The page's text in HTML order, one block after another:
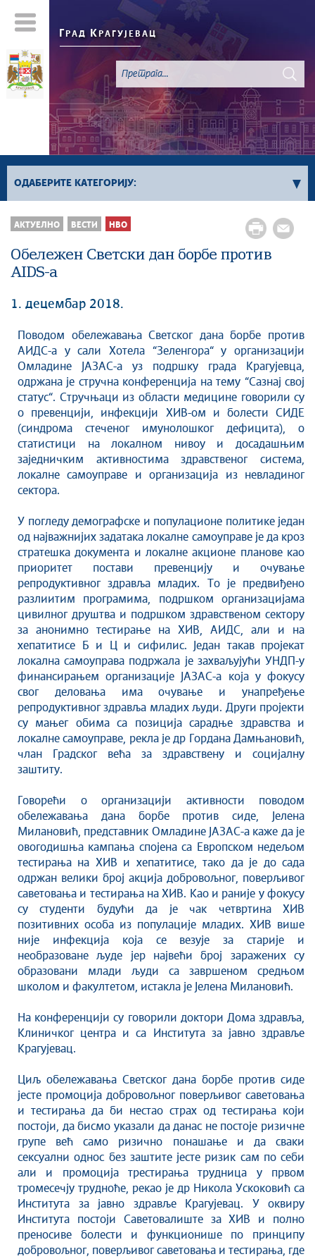
Г РАД К РАГУЈЕВАЦ
ОДАБЕРИТЕ КАТЕГОРИЈУ:
Све вести
Сервисне Информације
Генерално
Односи са јавношћу
Здравство
Социјална заштита
Спорт
Седнице Градског већа
Седнице Скупштине
Туризам
Крагујевац - Град у парку
Екологија
Млади у локалној самоуправи
НВО
Међународна сарадња
Позив за медије
Избори
Октобарске свечаности
Образовање
Савет за координацију послова безбедности
саобраћаја
Људска и мањинска права
АКТУЕЛНО ВЕСТИ НВО
Обележен Светски дан борбе против
AIDS-а
1. децембар 2018.
Поводом обележавања Светског дана борбе против
АИДС-а у сали Хотела “Зеленгора“ у организацији
Омладине ЈАЗАС-а уз подршку града Крагујевца,
одржана је стручна конференција на тему “Сазнај свој
статус“. Стручњаци из области медицине говорили су
о превенцији, инфекцији ХИВ-ом и болести СИДЕ
(синдрома стеченог имунолошког дефицита), о
статистици на локалном нивоу и досадашњим
заједничким активностима здравственог система,
локалне самоуправе и организација из невладиног
сектора.
У погледу демографске и популационе политике један
од најважнијих задатака локалне самоуправе је да кроз
стратешка документа и локалне акционе планове као
приоритет постави превенцију и очување
репродуктивног здравља младих. То је предвиђено
разлиитим програмима, подршком организацијама
цивилног друштва и подршком здравственом сектору
за анонимно тестирање на ХИВ, АИДС, али и на
хепатитисе Б и Ц и сифилис. Један такав пројекат
локална самоуправа подржала је захваљујући УНДП-у
финансирањем организације ЈАЗАС-а која у фокусу
свог деловања има очување и унапређење
репродуктивног здравља младих људи. Други пројекти
су мањег обима са позиција сарадње здравства и
локалне самоуправе, рекла је др Гордана Дамњановић,
члан Градског већа за здравствену и социјалну
заштиту.
Говорећи о организацији активности поводом
обележавања дана борбе против сиде, Јелена
Милановић, представник Омладине ЈАЗАС-а каже да је
овогодишња кампања спојена са Европском недељом
тестирања на ХИВ и хепатитисе, тако да је до сада
одржан велики број акција добровољног, поверљивог
саветовања и тестирања на ХИВ. Као и раније у фокусу
су студенти будући да је чак четвртина ХИВ
позитивних особа из популације младих. ХИВ више
није инфекција која се везује за старије и
необразоване људе јер највећи број заражених су
образовани млади људи са завршеном средњом
школом и факултетом, истакла је Јелена Милановић.
На конференцији су говорили доктори Дома здравља,
Клиничког центра и са Института за јавно здравље
Крагујевац.
Циљ обележавања Светског дана борбе против сиде
јесте промоција добровољног поверљивог саветовања
и тестирања да би нестао страх од тестирања који
постоји, да бисмо указали да данас не постоје ризичне
групе већ само ризично понашање и да сваки
сексуални однос без заштите јесте ризик сам по себи
али и промоција трестирања трудница у првом
тромесечју трудноће, рекао је др Никола Ускоковић са
Института за јавно здравље Крагујевац. У оквиру
Института постоји Саветовалиште за ХИВ и полно
преносиве болести и функционише по принципу
добровољног, поверљивог саветовања и тестирања, где